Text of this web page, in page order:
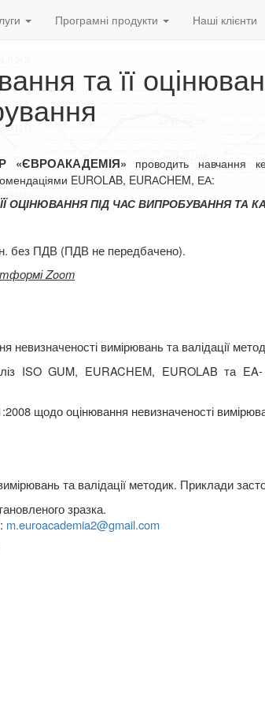
Програмні продукти Наші клієнти
та її
«ЄВРОАКАДЕМІЯ» проводить навчання
EUROLAB, EURАCHEM, ЕА:
ОЦІНЮВАННЯПІД ЧАС ВИПРОБУВАННЯ ТА
без ПДВ (ПДВ не передбачено).
Zoom
невизначеності вимірювань та валідації
ISO GUM, EURACHEM, EUROLAB та
щодо оцінювання невизначеності
та валідації методик. Приклади
зразка.
: m.euroacademia2@gmail.com